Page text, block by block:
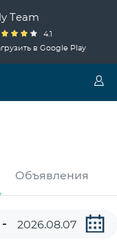
Team
4.1
в Google Play
Объявления